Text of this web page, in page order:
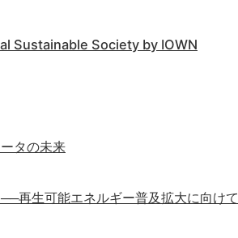
Sustainable Society by IOWN
タの未来
再生可能エネルギー普及拡大に向けて